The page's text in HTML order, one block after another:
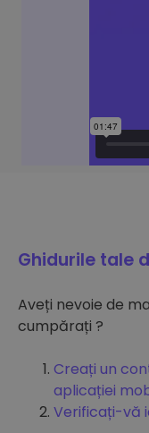
Ghidurile tale
Aveți nevoie de
cumpărați ?
Creați un
aplicației
Verificați-vă